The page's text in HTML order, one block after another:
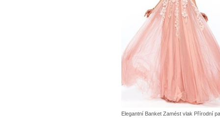
Elegantní Banket Zamést vlak Přírodní